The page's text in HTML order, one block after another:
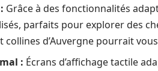
Grâce à des fonctionnalités
parfaits pour explorer des
collines d’Auvergne pourrait
: Écrans d’affichage tactile